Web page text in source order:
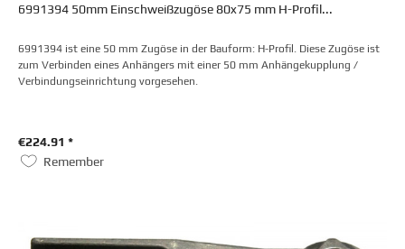
6991394 50mm Einschweißzugöse 80x75 mm H-Profil...
6991394 ist eine 50 mm Zugöse in der Bauform: H-Profil. Diese Zugöse ist
zum Verbinden eines Anhängers mit einer 50 mm Anhängekupplung /
Verbindungseinrichtung vorgesehen.
€224.91 *
Remember